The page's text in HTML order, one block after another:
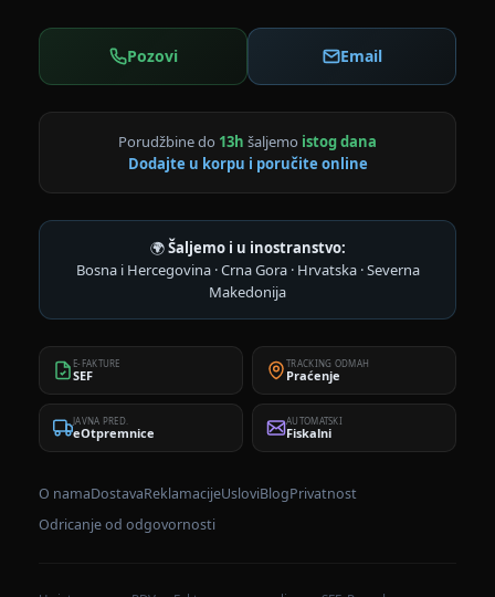
Pozovi Email
Porudžbine do 13h šaljemo istog dana
Dodajte u korpu i poručite online
🌍Šaljemo i u inostranstvo:
Bosna i Hercegovina · Crna Gora · Hrvatska · Severna
Makedonija
E-FAKTURE
SEF
TRACKING ODMAH
Praćenje
JAVNA PRED.
eOtpremnice
AUTOMATSKI
Fiskalni
O namaDostavaReklamacijeUsloviBlogPrivatnost
Odricanje od odgovornosti